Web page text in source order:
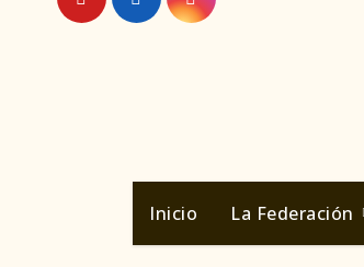
Inicio La Federación